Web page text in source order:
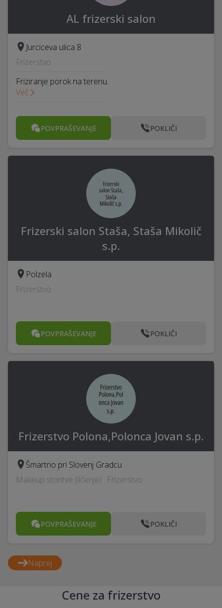
AL frizerski salon
Jurciceva ulica 8
Frizerstvo
Friziranje porok na terenu.
Več
POVPRAŠEVANJE POKLIČI
Frizerski salon Staša, Staša Mikolič
s.p.
Polzela
Frizerstvo
POVPRAŠEVANJE POKLIČI
Frizerstvo Polona,Polonca Jovan s.p.
Šmartno pri Slovenj Gradcu
Makeup storitve (ličenje) · Frizerstvo
POVPRAŠEVANJE POKLIČI
Naprej
Cene za frizerstvo